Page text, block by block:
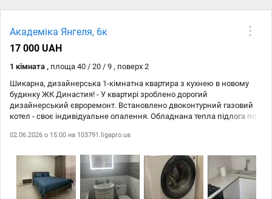
лічильники на газ, воду й електроенергію допоможуть комфортно
контролювати витрати. Можливе проживання з маленькими
дітьми. Вартість оренди — 550 $ + комунальні платежі. Телефонуйте!
Академіка Янгеля, 6к
17 000 UAH
1 кімната , площа 40 / 20 / 9 , поверх 2
Шикарна, дизайнерська 1-кімнатна квартира з кухнею в новому
будинку ЖК Династия! - У квартирі зроблено дорогий
дизайнерський євроремонт. Встановлено двоконтурний газовий
котел - своє індивідуальне опалення. Обладнана тепла підлога по
повністю укомплектована сучасними меблями, побутовою
SMART TV, холодильник, пральна машина, вбудована духова шафа,
варильна поверхня, витяжка, елекро-чайник, праска! - Наявність
всіх МЕБЛІВ: Стильні вбудовані кухонні меблі з гранітною
стільницею, обідній стіл, стільці. У спальні - велике двоспальне
02.06.2026 о 15:00 на 103791.ligapro.ua